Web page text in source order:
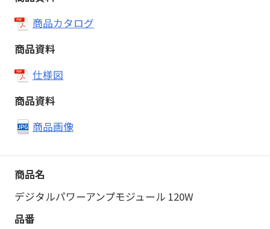
商品カタログ
仕様図
商品画像
デジタルパワーアンプモジュール 120W